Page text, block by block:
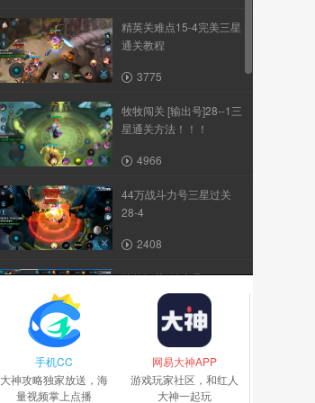
精英关难点15-4完美三星
通关教程
3775
牧牧闯关 [输出号]28--1三
星通关方法！！！
4966
44万战斗力号三星过关
28-4
2408
牧牧闯关 [输出号]28--235
三星通关方法！！！
5394
普通关卡28-4三星通关教
学
手机CC
大神攻略独家放送，海
量视频掌上点播
网易大神APP
游戏玩家社区，和红人
大神一起玩